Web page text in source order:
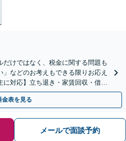
だけではなく、税金に関する問題も
などのお考えもできる限りお応え
に対応】立ち退き・家賃回収・借地
コミ高評価⭐️】
金表を見る
メールで面談予約